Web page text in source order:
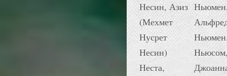
Несин, Азиз
(Мехмет
Нусрет
Несин)
Неста,